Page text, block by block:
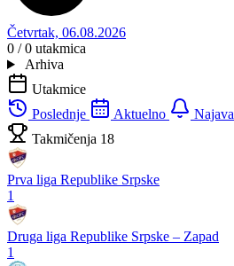
Četvrtak, 06.08.2026
0 / 0 utakmica
Arhiva
Utakmice
Poslednje
Aktuelno Najava
Takmičenja 18
Prva liga Republike Srpske
1
Druga liga Republike Srpske – Zapad
1